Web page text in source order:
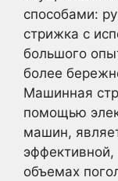
способами:
стрижка с
большого
более
Машинная
помощью
машин,
объемах